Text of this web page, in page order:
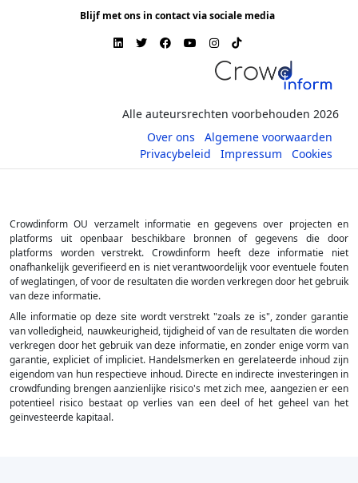
Blijf met ons in contact via sociale media
Alle auteursrechten voorbehouden 2026
Over ons
Algemene voorwaarden
Privacybeleid
Impressum Cookies
Crowdinform OU verzamelt informatie en gegevens over projecten en
platforms uit openbaar beschikbare bronnen of gegevens die door
platforms worden verstrekt. Crowdinform heeft deze informatie niet
onafhankelijk geverifieerd en is niet verantwoordelijk voor eventuele fouten
of weglatingen, of voor de resultaten die worden verkregen door het gebruik
van deze informatie.
Alle informatie op deze site wordt verstrekt "zoals ze is", zonder garantie
van volledigheid, nauwkeurigheid, tijdigheid of van de resultaten die worden
verkregen door het gebruik van deze informatie, en zonder enige vorm van
garantie, expliciet of impliciet. Handelsmerken en gerelateerde inhoud zijn
eigendom van hun respectieve inhoud. Directe en indirecte investeringen in
crowdfunding brengen aanzienlijke risico's met zich mee, aangezien er een
potentieel risico bestaat op verlies van een deel of het geheel van het
geïnvesteerde kapitaal.